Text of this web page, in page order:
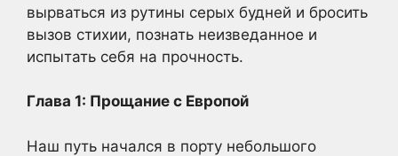
вырваться из рутины серых будней и бросить
вызов стихии, познать неизведанное и
испытать себя на прочность.
Глава 1: Прощание с Европой
Наш путь начался в порту небольшого